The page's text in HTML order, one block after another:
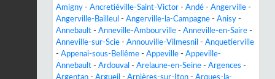
Amigny - Ancretiéville-Saint-Victor - Andé - Angerville -
Angerville-Bailleul - Angerville-la-Campagne - Anisy -
Annebault - Anneville-Ambourville - Anneville-en-Saire -
Anneville-sur-Scie - Annouville-Vilmesnil - Anquetierville
- Appenai-sous-Bellême - Appeville - Appeville-
Annebault - Ardouval - Arelaune-en-Seine - Argences -
Argentan - Argueil - Arnières-sur-Iton - Arques-la-